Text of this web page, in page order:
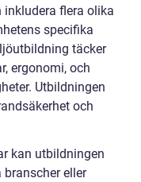
flera olika
specifika
täcker
ergonomi, och
Utbildningen
och
kan utbildningen
eller